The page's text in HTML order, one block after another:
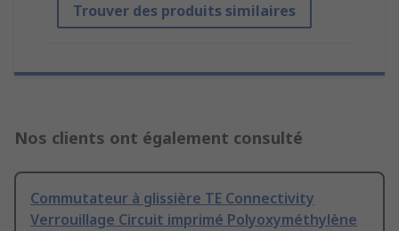
Trouver des produits similaires
Nos clients ont également consulté
Commutateur à glissière TE Connectivity
Verrouillage Circuit imprimé Polyoxyméthylène